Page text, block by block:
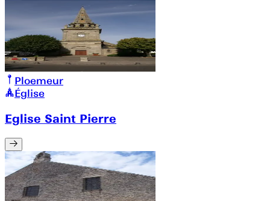
Ploemeur
Église
Eglise Saint Pierre